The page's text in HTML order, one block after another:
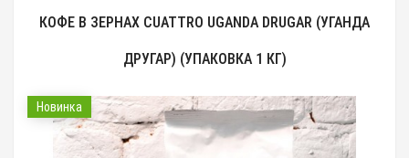
КОФЕ В ЗЕРНАХ CUATTRO UGANDA DRUGAR (УГАНДА
ДРУГАР) (УПАКОВКА 1 КГ)
Новинка